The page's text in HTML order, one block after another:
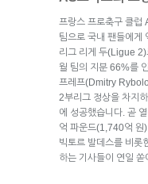
프랑스 프로축구 클럽
팀으로 국내 팬들에게
리그 리게 두(Ligue
월 팀의 지분 66%를
프레프(Dmitry
2부리그 정상을 차지
에 성공했습니다. 곧
억 파운드(1,740억 원
빅토르 발데스를 비롯
하는 기사들이 연일 쏟